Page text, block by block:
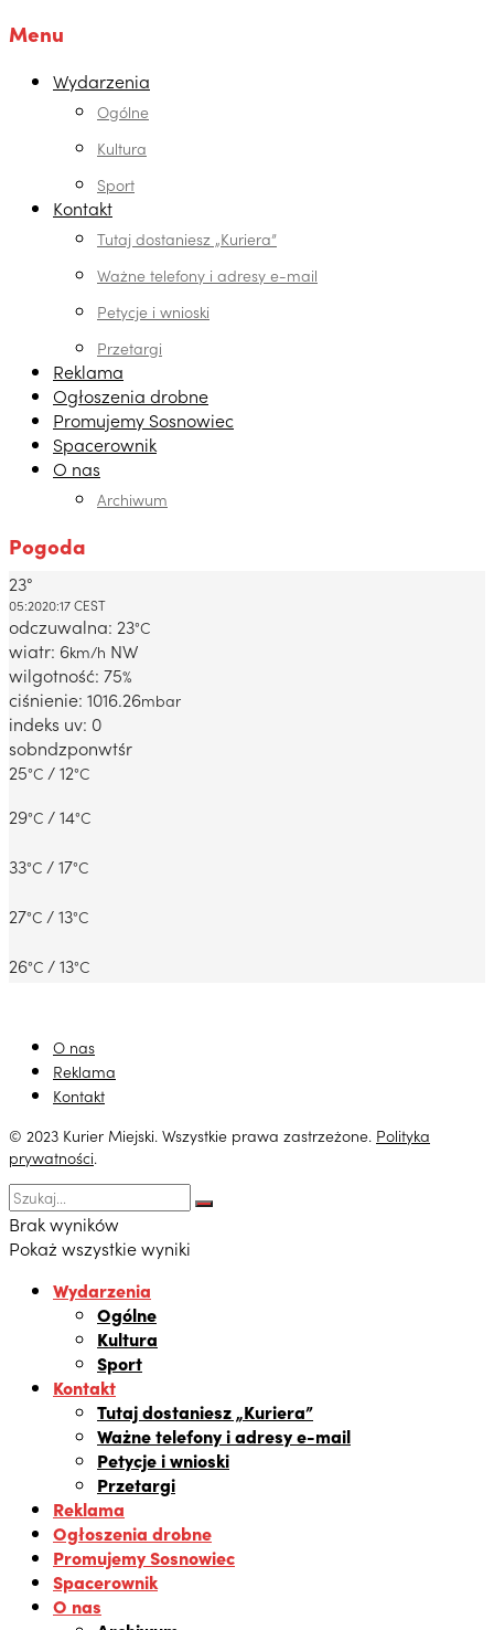
Menu
Wydarzenia
Ogólne
Kultura
Sport
Kontakt
Tutaj dostaniesz „Kuriera”
Ważne telefony i adresy e-mail
Petycje i wnioski
Przetargi
Reklama
Ogłoszenia drobne
Promujemy Sosnowiec
Spacerownik
O nas
Archiwum
Pogoda
Dabrowa Gornicza, PL
23°
05:2020:17 CEST
odczuwalna: 23°C
wiatr: 6km/h NW
wilgotność: 75%
ciśnienie: 1016.26mbar
indeks uv: 0
sobndzponwtśr
25°C / 12°C
29°C / 14°C
33°C / 17°C
27°C / 13°C
26°C / 13°C
O nas
Reklama
Kontakt
© 2023 Kurier Miejski. Wszystkie prawa zastrzeżone. Polityka
prywatności.
Brak wyników
Pokaż wszystkie wyniki
Wydarzenia
Ogólne
Kultura
Sport
Kontakt
Tutaj dostaniesz „Kuriera”
Ważne telefony i adresy e-mail
Petycje i wnioski
Przetargi
Reklama
Ogłoszenia drobne
Promujemy Sosnowiec
Spacerownik
O nas